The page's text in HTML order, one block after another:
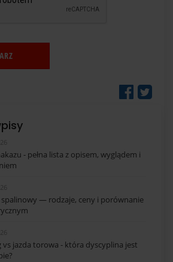
- pełna lista z opisem, wyglądem i
— rodzaje, ceny i porównanie
vs jazda torowa - która dyscyplina jest